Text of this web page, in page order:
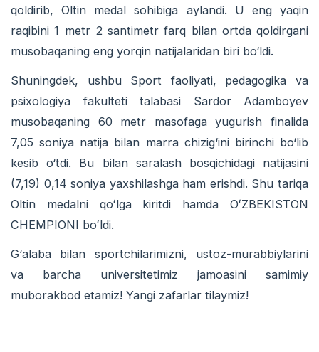
qoldirib, Oltin medal sohibiga aylandi. U eng yaqin
raqibini 1 metr 2 santimetr farq bilan ortda qoldirgani
musobaqaning eng yorqin natijalaridan biri bo‘ldi.
Shuningdek, ushbu Sport faoliyati, pedagogika va
psixologiya fakulteti talabasi Sardor Adamboyev
musobaqaning 60 metr masofaga yugurish finalida
7,05 soniya natija bilan marra chizig‘ini birinchi bo‘lib
kesib o‘tdi. Bu bilan saralash bosqichidagi natijasini
(7,19) 0,14 soniya yaxshilashga ham erishdi. Shu tariqa
Oltin medalni qoʻlga kiritdi hamda OʻZBEKISTON
CHEMPIONI boʻldi.
G‘alaba bilan sportchilarimizni, ustoz-murabbiylarini
va barcha universitetimiz jamoasini samimiy
muborakbod etamiz! Yangi zafarlar tilaymiz!